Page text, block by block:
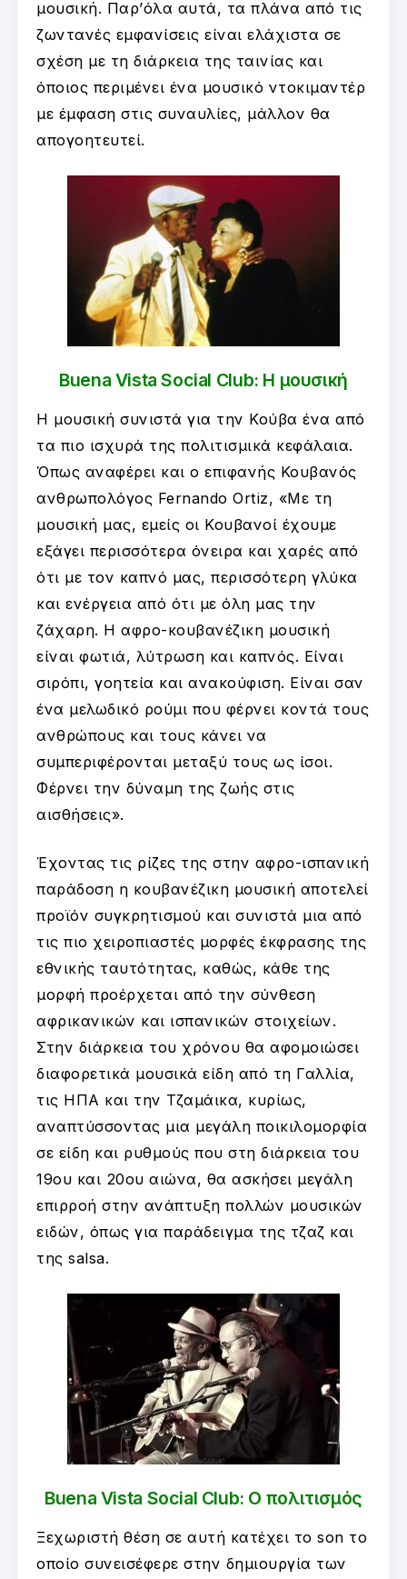
μουσική. Παρ’όλα αυτά, τα πλάνα από τις
ζωντανές εμφανίσεις είναι ελάχιστα σε
σχέση με τη διάρκεια της ταινίας και
όποιος περιμένει ένα μουσικό ντοκιμαντέρ
με έμφαση στις συναυλίες, μάλλον θα
απογοητευτεί.
Buena Vista Social Club: Η μουσική
Η μουσική συνιστά για την Κούβα ένα από
τα πιο ισχυρά της πολιτισμικά κεφάλαια.
Όπως αναφέρει και ο επιφανής Κουβανός
ανθρωπολόγος Fernando Ortiz, «Με τη
μουσική μας, εμείς οι Κουβανοί έχουμε
εξάγει περισσότερα όνειρα και χαρές από
ότι με τον καπνό μας, περισσότερη γλύκα
και ενέργεια από ότι με όλη μας την
ζάχαρη. Η αφρο-κουβανέζικη μουσική
είναι φωτιά, λύτρωση και καπνός. Είναι
σιρόπι, γοητεία και ανακούφιση. Είναι σαν
ένα μελωδικό ρούμι που φέρνει κοντά τους
ανθρώπους και τους κάνει να
συμπεριφέρονται μεταξύ τους ως ίσοι.
Φέρνει την δύναμη της ζωής στις
αισθήσεις».
Έχοντας τις ρίζες της στην αφρο-ισπανική
παράδοση η κουβανέζικη μουσική αποτελεί
προϊόν συγκρητισμού και συνιστά μια από
τις πιο χειροπιαστές μορφές έκφρασης της
εθνικής ταυτότητας, καθώς, κάθε της
μορφή προέρχεται από την σύνθεση
αφρικανικών και ισπανικών στοιχείων.
Στην διάρκεια του χρόνου θα αφομοιώσει
διαφορετικά μουσικά είδη από τη Γαλλία,
τις ΗΠΑ και την Τζαμάικα, κυρίως,
αναπτύσσοντας μια μεγάλη ποικιλομορφία
σε είδη και ρυθμούς που στη διάρκεια του
19ου και 20ου αιώνα, θα ασκήσει μεγάλη
επιρροή στην ανάπτυξη πολλών μουσικών
ειδών, όπως για παράδειγμα της τζαζ και
της salsa.
Buena Vista Social Club: Ο πολιτισμός
Ξεχωριστή θέση σε αυτή κατέχει το son το
οποίο συνεισέφερε στην δημιουργία των